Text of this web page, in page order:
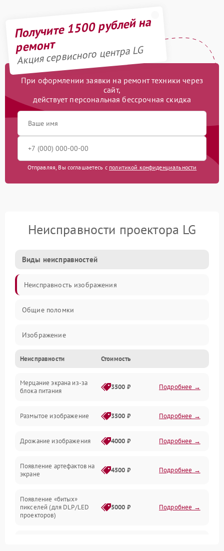
Получите 1500 рублей на
ремонт
Акция сервисного центра LG
При оформлении заявки на ремонт техники через
сайт,
действует персональная бессрочная скидка
Отправляя, Вы соглашаетесь с политикой конфиденциальности
Неисправности проектора LG
Виды неисправностей
Неисправность изображения
Общие поломки
Изображение
Лампа подсветки
Неисправность управления и интерфейсов
Неисправности Стоимость
Мерцание экрана из-за
блока питания
3500 ₽ Подробнее →
Размытое изображение 3500 ₽ Подробнее →
Дрожание изображения 4000 ₽ Подробнее →
Появление артефактов на
экране
4500 ₽ Подробнее →
Появление «битых»
пикселей (для DLP/LED
проекторов)
5000 ₽ Подробнее →